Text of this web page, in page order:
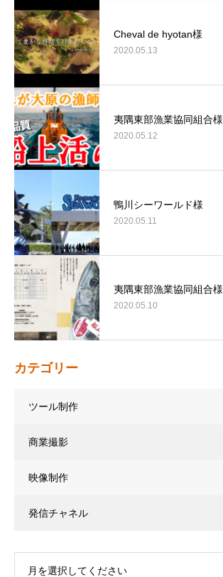
Cheval de hyotan様
2020.05.13
夷隅東部漁業協同組合様
2020.05.12
鴨川シーワールド様
2020.05.11
夷隅東部漁業協同組合様
2020.05.10
カテゴリー
ツール制作
商業撮影
映像制作
発信チャネル
月を選択してください